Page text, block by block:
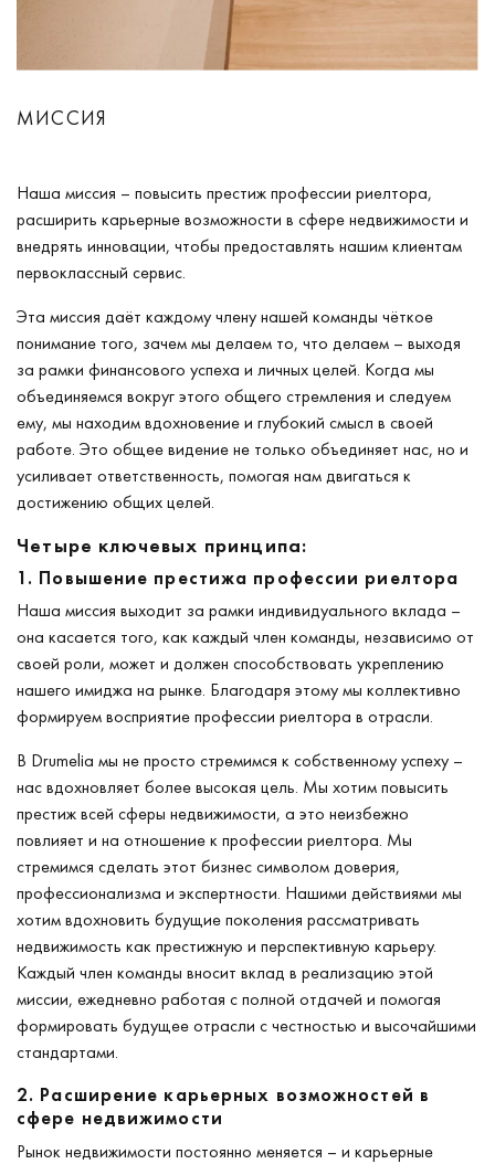
МИССИЯ
Наша миссия – повысить престиж профессии риелтора,
расширить карьерные возможности в сфере недвижимости и
внедрять инновации, чтобы предоставлять нашим клиентам
первоклассный сервис.
Эта миссия даёт каждому члену нашей команды чёткое
понимание того, зачем мы делаем то, что делаем – выходя
за рамки финансового успеха и личных целей. Когда мы
объединяемся вокруг этого общего стремления и следуем
ему, мы находим вдохновение и глубокий смысл в своей
работе. Это общее видение не только объединяет нас, но и
усиливает ответственность, помогая нам двигаться к
достижению общих целей.
Четыре ключевых принципа:
1. Повышение престижа профессии риелтора
Наша миссия выходит за рамки индивидуального вклада –
она касается того, как каждый член команды, независимо от
своей роли, может и должен способствовать укреплению
нашего имиджа на рынке. Благодаря этому мы коллективно
формируем восприятие профессии риелтора в отрасли.
В Drumelia мы не просто стремимся к собственному успеху –
нас вдохновляет более высокая цель. Мы хотим повысить
престиж всей сферы недвижимости, а это неизбежно
повлияет и на отношение к профессии риелтора. Мы
стремимся сделать этот бизнес символом доверия,
профессионализма и экспертности. Нашими действиями мы
хотим вдохновить будущие поколения рассматривать
недвижимость как престижную и перспективную карьеру.
Каждый член команды вносит вклад в реализацию этой
миссии, ежедневно работая с полной отдачей и помогая
формировать будущее отрасли с честностью и высочайшими
стандартами.
2. Расширение карьерных возможностей в
сфере недвижимости
Рынок недвижимости постоянно меняется – и карьерные